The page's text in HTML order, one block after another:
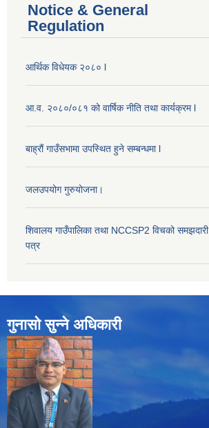
Notice & General
Regulation
आर्थिक विधेयक २०८० l
आ.व. २०८०/०८१ को वार्षिक नीति तथा कार्यक्रम l
बाह्रौं गाउँसभामा उपस्थित हुने सम्बन्धमा l
जलउपयोग गुरुयोजना।
शिवालय गाउँपालिका तथा NCCSP2 विचको समझदारी
पत्र
गुनासो सुन्ने अधिकारी